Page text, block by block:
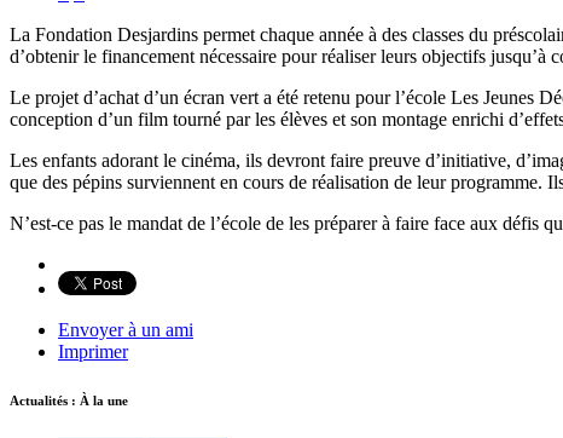
La Fondation Desjardins permet chaque année à des classes du
d’obtenir le financement nécessaire pour réaliser leurs objectifs jusqu’à
Le projet d’achat d’un écran vert a été retenu pour l’école Les Jeunes
conception d’un film tourné par les élèves et son montage enrichi
Les enfants adorant le cinéma, ils devront faire preuve d’initiative,
que des pépins surviennent en cours de réalisation de leur programme.
N’est-ce pas le mandat de l’école de les préparer à faire face aux défis
Envoyer à un ami
Imprimer
Actualités : À la une